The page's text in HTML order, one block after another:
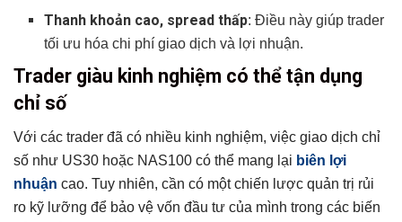
Thanh khoản cao, spread thấp: Điều này giúp trader
tối ưu hóa chi phí giao dịch và lợi nhuận.
Trader giàu kinh nghiệm có thể tận dụng
chỉ số
Với các trader đã có nhiều kinh nghiệm, việc giao dịch chỉ
số như US30 hoặc NAS100 có thể mang lại biên lợi
nhuận cao. Tuy nhiên, cần có một chiến lược quản trị rủi
ro kỹ lưỡng để bảo vệ vốn đầu tư của mình trong các biến